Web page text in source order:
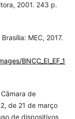
2001. 243 p.
MEC, 2017.
de
de 21 de março
de dispositivos